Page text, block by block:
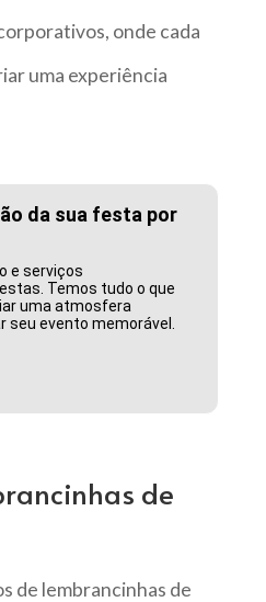
onde cada
uma experiência
da sua festa por
e serviços
Temos tudo o que
uma atmosfera
seu evento memorável.
de
de lembrancinhas de